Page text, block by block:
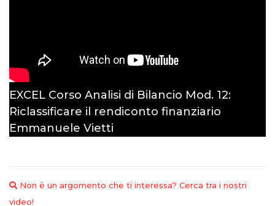
EXCEL Corso Analisi di Bilancio Mod. 12:
Riclassificare il rendiconto finanziario
Emmanuele Vietti
Non è un argomento che ti interessa? Cerca tra i nostri
video!